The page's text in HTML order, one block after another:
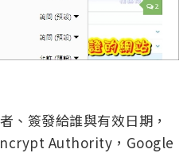
、簽發給誰與有效日期，
Authority，Google